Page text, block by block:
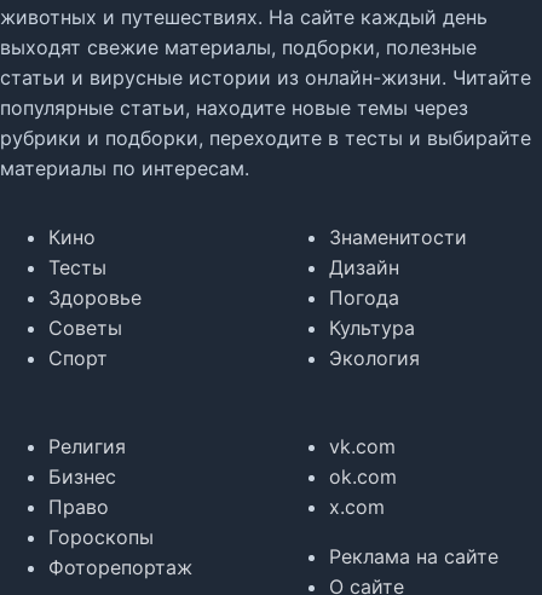
животных и путешествиях. На сайте каждый день
выходят свежие материалы, подборки, полезные
статьи и вирусные истории из онлайн-жизни. Читайте
популярные статьи, находите новые темы через
рубрики и подборки, переходите в тесты и выбирайте
материалы по интересам.
Кино
Тесты
Здоровье
Советы
Спорт
Знаменитости
Дизайн
Погода
Культура
Экология
Религия
Бизнес
Право
Гороскопы
Фоторепортаж
vk.com
ok.com
x.com
Реклама на сайте
О сайте